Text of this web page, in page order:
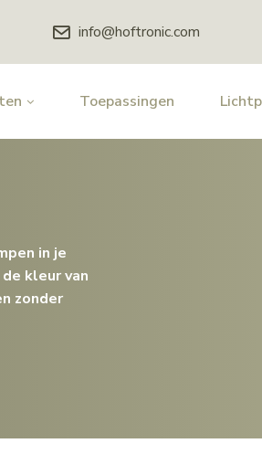
info@hoftronic.com
Toepassingen
in je
kleur van
zonder